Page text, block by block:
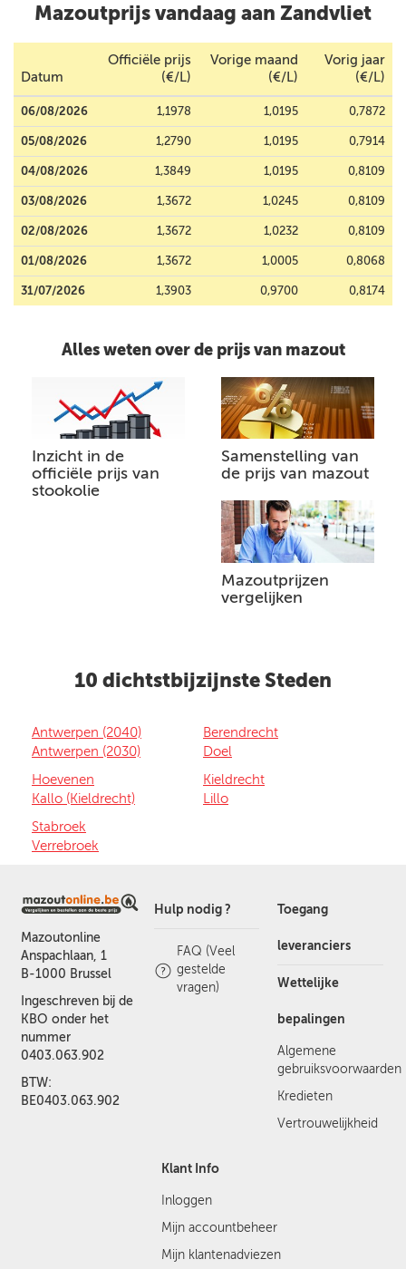
Mazoutprijs vandaag aan Zandvliet
Datum
Officiële prijs
(€/L)
Vorige maand
(€/L)
Vorig jaar
(€/L)
06/08/2026 1,1978 1,0195 0,7872
05/08/2026 1,2790 1,0195 0,7914
04/08/2026 1,3849 1,0195 0,8109
03/08/2026 1,3672 1,0245 0,8109
02/08/2026 1,3672 1,0232 0,8109
01/08/2026 1,3672 1,0005 0,8068
31/07/2026 1,3903 0,9700 0,8174
Alles weten over de prijs van mazout
Inzicht in de
officiële prijs van
stookolie
Samenstelling van
de prijs van mazout
Mazoutprijzen
vergelijken
10 dichtstbijzijnste Steden
Antwerpen (2040)
Antwerpen (2030)
Berendrecht
Doel
Hoevenen
Kallo (Kieldrecht)
Kieldrecht
Lillo
Stabroek
Verrebroek
Mazoutonline
Anspachlaan, 1
B-1000 Brussel
Ingeschreven bij de
KBO onder het
nummer
0403.063.902
BTW:
BE0403.063.902
Hulp nodig ?
FAQ (Veel
gestelde
vragen)
Toegang
leveranciers
Wettelijke
bepalingen
Algemene
gebruiksvoorwaarden
Kredieten
Vertrouwelijkheid
Klant Info
Inloggen
Mijn accountbeheer
Mijn klantenadviezen